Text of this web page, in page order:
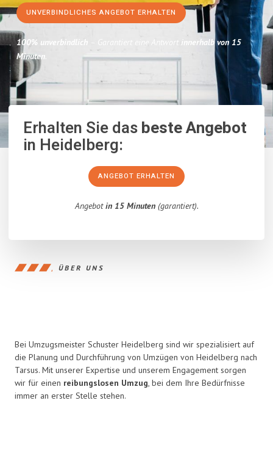
UNVERBINDLICHES ANGEBOT ERHALTEN
100% unverbindlich – Garantiert eine Antwort innerhalb von 15
Minuten.
Erhalten Sie dasbeste Angebot
in Heidelberg:
ANGEBOT ERHALTEN
Angebotin 15 Minuten(garantiert).
ÜBER UNS
Bei Umzugsmeister Schuster Heidelberg sind wir spezialisiert auf
die Planung und Durchführung von Umzügen von Heidelberg nach
Tarsus. Mit unserer Expertise und unserem Engagement sorgen
wir für einen reibungslosen Umzug, bei dem Ihre Bedürfnisse
immer an erster Stelle stehen.